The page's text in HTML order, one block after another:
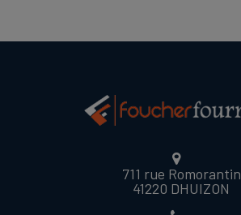
711 rue Romorantin
41220 DHUIZON